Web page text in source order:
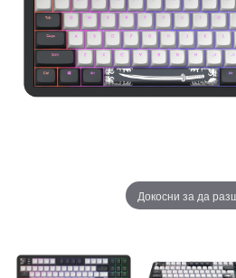
Докосни за да